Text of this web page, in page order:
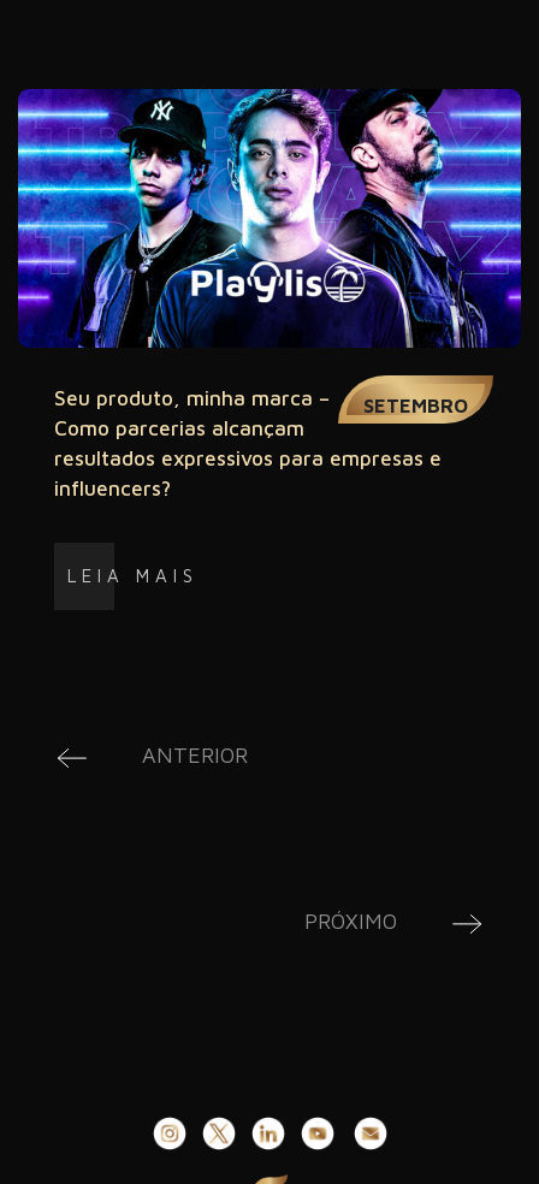
SETEMBRO
Seu produto, minha marca –
Como parcerias alcançam
resultados expressivos para empresas e
influencers?
LEIA MAIS
ANTERIOR
PRÓXIMO